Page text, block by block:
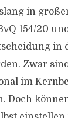
in
154/20
in
Zwar
im
Doch